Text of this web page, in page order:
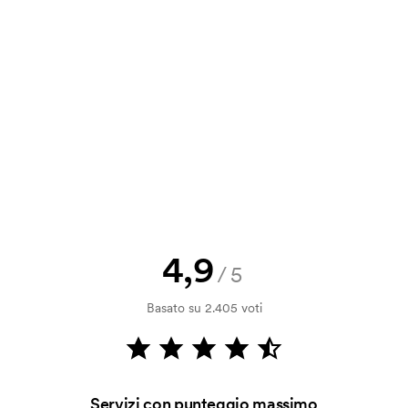
La stampa non è un sistema di
si rovina facilmente.
sul lato dei cappellini?
4,9/5
Basato su 2.405 voti